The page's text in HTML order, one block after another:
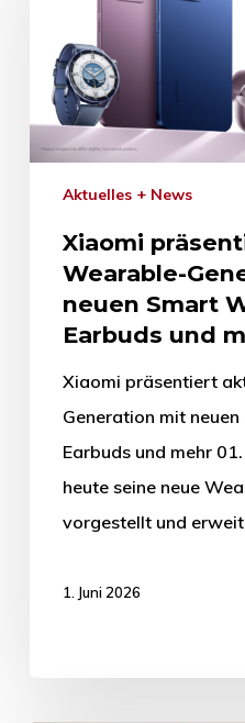
Aktuelles + News
Xiaomi
Wearable-
neuen Smart
Earbuds und
Xiaomi präsentiert
Generation mit
Earbuds und mehr
heute seine neue
vorgestellt und
1. Juni 2026